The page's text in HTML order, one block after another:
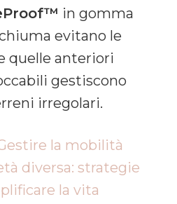
in gomma
evitano le
quelle anteriori
gestiscono
irregolari.
la mobilità
diversa: strategie
la vita